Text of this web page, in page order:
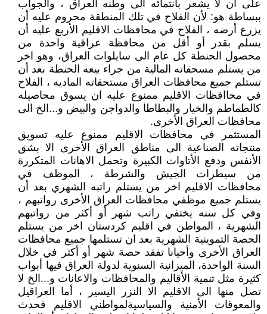
على ان لا يشعر بانتمائه الى وطنه العراق ، والجواب
ببساطة هو: لأن الفلاح في تلك المنطقة محروم عليه أن
يزرع أرضه ، الفلاح في محافظات الاقليم الأربع عليه أن
يسلم بقدر أو أقل من محافظة عراقية واحدة من
محصول الحنطة كل عام الى سايلوات العراق، وهو اخر
من يستلم مسحقاته المالية من جراء بيعه الحنطة بعد أن
تستلم جميع محافظات العراق مستحقاته الماديه ، الفلاح
في محاافظات الاقليم ممنوع عليه ان يسوق محاصيله
كالطماطم والخيار والبطاطا والدواجن والبيض و...الخ الى
محافظات العراق الأخرى.
المستثمر في محافظات الاقليم ممنوع عليه تسويق
منتجاته الصناعية الى مناطق العراق الأخرى الا بشق
الأنفس ودفع الأتاوات الكبيرة وتحمل الاهانات المتكررة
من سيطرات الجيش والشرطة ، الموظف في
محافظات الاقليم اخر من يستلم راتبه الشهري بعد أن
يستلم جميع موظفي محافظات العراق الأخرى رواتبهم ،
وفي كل سنه يختفي راتب شهر أو أكثر من رواتبهم
الشهرية ، المواطن في اقليم كردستان اخر من يستلم
الحصة التموينية الشهرية بعد ان تستلمها جميع محافظات
العراق الأخرى وأحيانا تفقد حصة شهر أو أكثر في خلال
السنة الواحدة، الميزانية السنوية لدولة العراق فيها أبواب
كثيرة مثل تنمية الأقاليم والمحافظات والاعانات و...الخ لا
تصل منها الى الاقليم الا النزر اليسير ، أما العراقيل
والمعوقات الأمنية والسياسيةلمواطني الاقليم فحدث